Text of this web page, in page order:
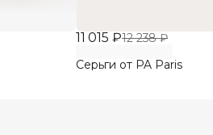
11 015 ₽12 238 ₽
Серьги от PA Paris